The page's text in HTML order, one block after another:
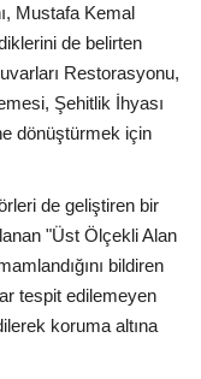
Mustafa Kemal
de belirten
Restorasyonu,
Şehitlik İhyası
dönüştürmek için
de geliştiren bir
"Üst Ölçekli Alan
bildiren
tespit edilemeyen
koruma altına